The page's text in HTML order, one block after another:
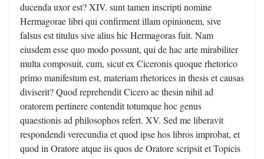
ducenda uxor est? XIV. sunt tamen inscripti nomine
Hermagorae libri qui confirment illam opinionem, sive
falsus est titulus sive alius hic Hermagoras fuit. Nam
eiusdem esse quo modo possunt, qui de hac arte mirabiliter
multa composuit, cum, sicut ex Ciceronis quoque rhetorico
primo manifestum est, materiam rhetorices in thesis et causas
diviserit? Quod reprehendit Cicero ac thesin nihil ad
oratorem pertinere contendit totumque hoc genus
quaestionis ad philosophos refert. XV. Sed me liberavit
respondendi verecundia et quod ipse hos libros improbat, et
quod in Oratore atque iis quos de Oratore scripsit et Topicis